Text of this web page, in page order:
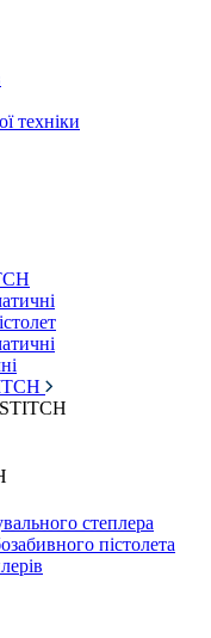
техніки
степлера
пістолета